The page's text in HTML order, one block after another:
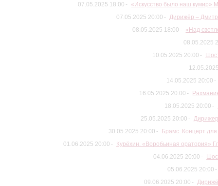
07.05.2025 18:00
«Искусство было наш кумир»
07.05.2025 20:00
Дирижёр –
08.05.2025 18:00
«Над
08.05.2025
10.05.2025 20:00
14.05.2025 20:00
16.05.2025 20:00
18.05.2025 20:00
25.05.2025 20:00
30.05.2025 20:00
Брамс. Концерт
01.06.2025 20:00
Курёхин. «Воробьиная оратория»
04.06.2025 20:00
05.06.2025 20:00
09.06.2025 20:00